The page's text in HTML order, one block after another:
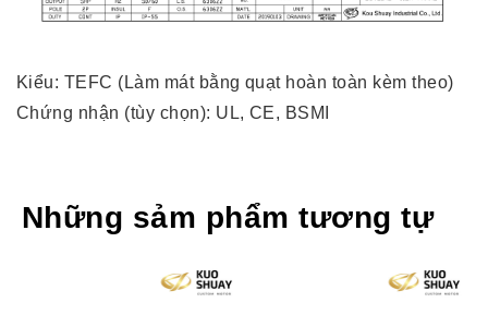
Kiểu: TEFC (Làm mát bằng quạt hoàn toàn kèm theo)
Chứng nhận (tùy chọn): UL, CE, BSMI
Những sảm phẩm tương tự